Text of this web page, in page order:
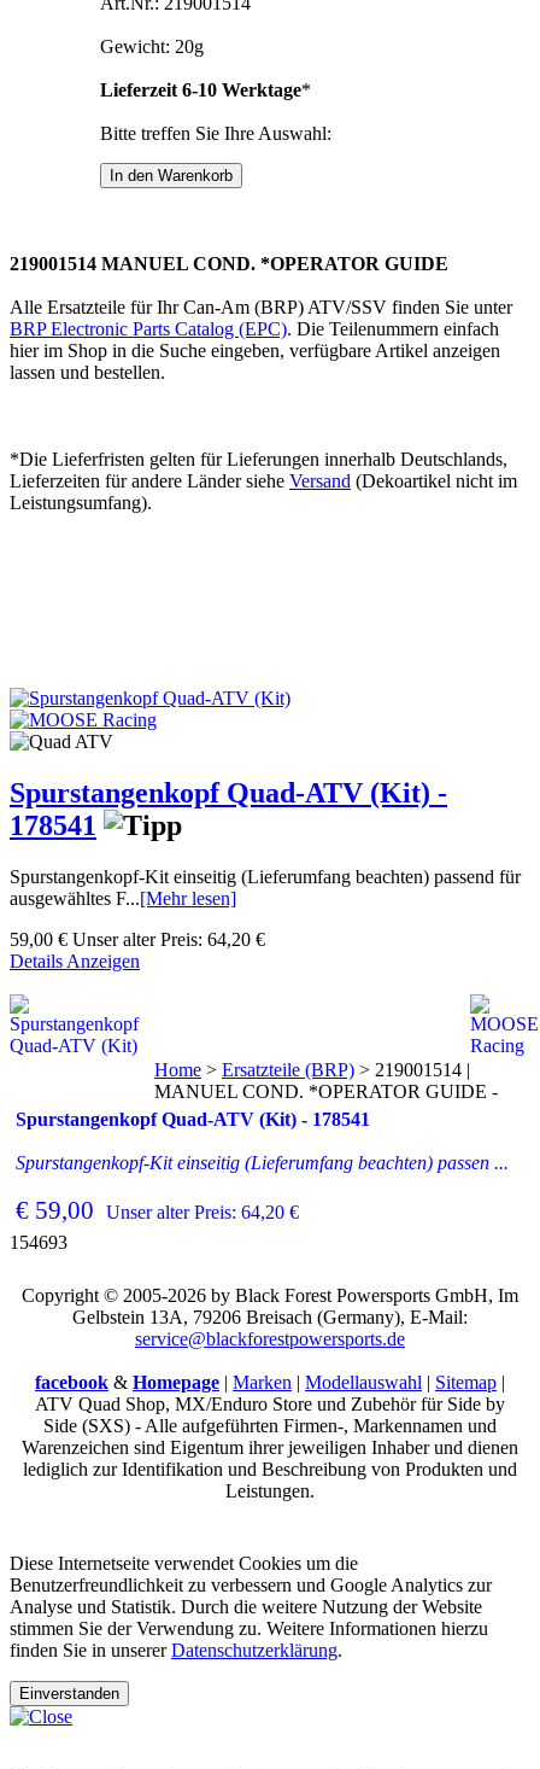
Gewicht: 20g
Lieferzeit 6-10 Werktage*
Bitte treffen Sie Ihre Auswahl:
219001514 MANUEL COND. *OPERATOR GUIDE
Alle Ersatzteile für Ihr Can-Am (BRP) ATV/SSV finden Sie unter
BRP Electronic Parts Catalog (EPC). Die Teilenummern einfach
hier im Shop in die Suche eingeben, verfügbare Artikel anzeigen
lassen und bestellen.
*Die Lieferfristen gelten für Lieferungen innerhalb Deutschlands,
Lieferzeiten für andere Länder siehe Versand (Dekoartikel nicht im
Leistungsumfang).
Spurstangenkopf Quad-ATV (Kit) -
178541
Spurstangenkopf-Kit einseitig (Lieferumfang beachten) passend für
ausgewähltes F...[Mehr lesen]
59,00 € Unser alter Preis: 64,20 €
Details Anzeigen
Spurstangenkopf Quad-ATV (Kit) - 178541
Spurstangenkopf-Kit einseitig (Lieferumfang beachten) passen ...
€ 59,00 Unser alter Preis: 64,20 €
Home > Ersatzteile (BRP) > 219001514 |
MANUEL COND. *OPERATOR GUIDE -
154693
Copyright © 2005-2026 by Black Forest Powersports GmbH, Im
Gelbstein 13A, 79206 Breisach (Germany), E-Mail:
service@blackforestpowersports.de
facebook & Homepage | Marken | Modellauswahl | Sitemap |
ATV Quad Shop, MX/Enduro Store und Zubehör für Side by
Side (SXS) - Alle aufgeführten Firmen-, Markennamen und
Warenzeichen sind Eigentum ihrer jeweiligen Inhaber und dienen
lediglich zur Identifikation und Beschreibung von Produkten und
Leistungen.
Diese Internetseite verwendet Cookies um die
Benutzerfreundlichkeit zu verbessern und Google Analytics zur
Analyse und Statistik. Durch die weitere Nutzung der Website
stimmen Sie der Verwendung zu. Weitere Informationen hierzu
finden Sie in unsererDatenschutzerklärung.
Einverstanden